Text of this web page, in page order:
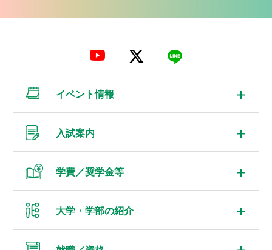
イベント情報
入試案内
学費／奨学金等
大学・学部の紹介